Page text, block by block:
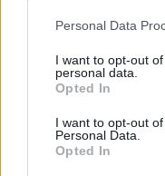
Please note that this
not limited to your visit
grant or deny consent
use your data for
consent section.
Personal Data
I want to opt-out
personal data.
Opted In
I want to opt-out
Personal Data.
Opted In
Kövess minket,
Facebookon is!